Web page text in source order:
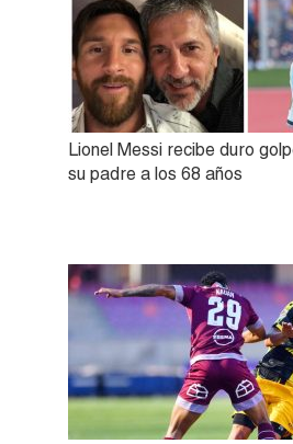
Lionel Messi recibe duro
su padre a los 68 años